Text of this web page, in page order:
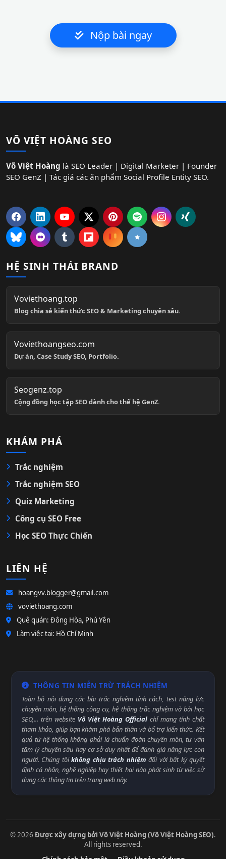
Nộp bài ngay
VÕ VIỆT HOÀNG SEO
Võ Việt Hoàng là SEO Leader | Digital Marketer | Founder
SEO GenZ | Tác giả các ấn phẩm Social Profile Entity SEO.
HỆ SINH THÁI BRAND
Voviethoang.top
Blog chia sẻ kiến thức SEO & Marketing chuyên sâu.
Voviethoangseo.com
Dự án, Case Study SEO, Portfolio.
Seogenz.top
Cộng đồng học tập SEO dành cho thế hệ GenZ.
KHÁM PHÁ
Trắc nghiệm
Trắc nghiệm SEO
Quiz Marketing
Công cụ SEO Free
Học SEO Thực Chiến
LIÊN HỆ
hoangvv.blogger@gmail.com
voviethoang.com
Quê quán: Đông Hòa, Phú Yên
Làm việc tại: Hồ Chí Minh
THÔNG TIN MIỄN TRỪ TRÁCH NHIỆM
Toàn bộ nội dung các bài trắc nghiệm tính cách, test năng lực
chuyên môn, hệ thống công cụ, hệ thống trắc nghiệm và bài học
SEO,... trên website Võ Việt Hoàng Official chỉ mang tính chất
tham khảo, giúp bạn khám phá bản thân và bổ trợ kiến thức. Kết
quả từ hệ thống không phải là chuẩn đoán chuyên môn, tư vấn
tâm lý chuyên sâu hay cơ sở duy nhất để đánh giá năng lực con
người. Chúng tôikhông chịu trách nhiệm đối với bất kỳ quyết
định cá nhân, nghề nghiệp hay thiệt hại nào phát sinh từ việc sử
dụng các thông tin trên trang web này.
© 2026 Được xây dựng bởi Võ Việt Hoàng (Võ Việt Hoàng SEO).
All rights reserved.